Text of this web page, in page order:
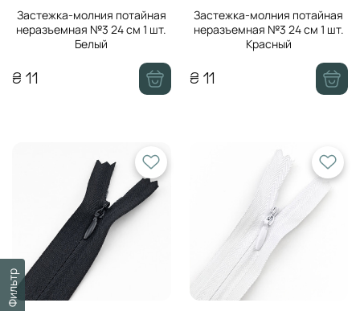
Фильтр
Застежка-молния потайная
неразъемная №3 24 см 1 шт.
Белый
₴ 11
Застежка-молния потайная
неразъемная №3 24 см 1 шт.
Красный
₴ 11